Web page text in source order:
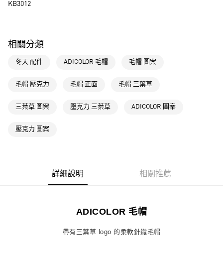
每筆NT$80，滿NT$1,500(含以上)免運費
付款後全家取貨
每筆NT$80，滿NT$1,500(含以上)免運費
付款後萊爾富取貨
每筆NT$80，滿NT$1,500(含以上)免運費
每筆NT$80，滿NT$1,500(含以上)免運費
KB3012
相關分類
冬天 配件 ADICOLOR 毛帽 毛帽 圖案
毛帽 壓克力 毛帽 正面 毛帽 三葉草
三葉草 圖案 壓克力 三葉草 ADICOLOR 圖案
壓克力 圖案
詳細說明 相關推薦
ADICOLOR 毛帽
帶有三葉草 logo 的柔軟針織毛帽